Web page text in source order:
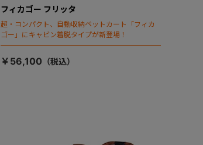
フィカゴー フリッタ
超・コンパクト、自動収納ペットカート「フィカ
ゴー」にキャビン着脱タイプが新登場！
￥56,100